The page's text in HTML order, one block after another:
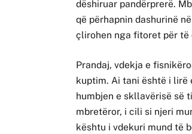
dëshiruar pandërprerë.
që përhapnin dashurinë
çlirohen nga fitoret për të
Prandaj, vdekja e
kuptim. Ai tani është i lirë
humbjen e skllavërisë së
mbretëror, i cili si njeri
kështu i vdekuri mund të